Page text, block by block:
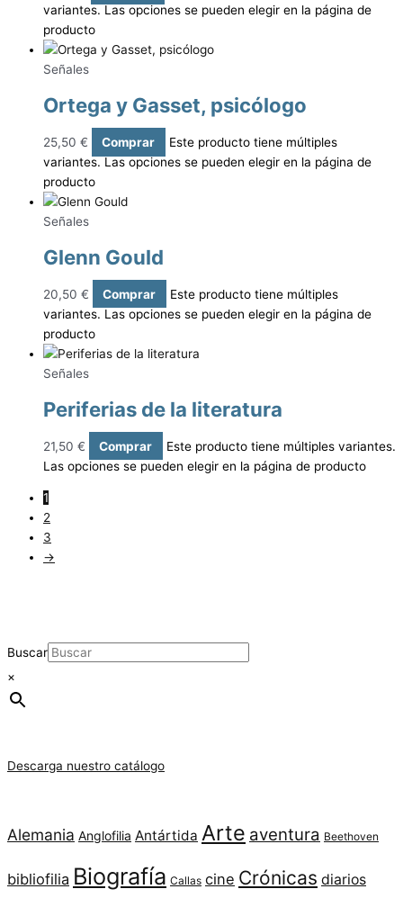
Buscar
×
Descarga nuestro catálogo
Alemania Anglofilia Antártida Arte aventura Beethoven
bibliofilia Biografía Callas cine Crónicas diarios
variantes. Las opciones se pueden elegir en la página de
producto
Señales
Ortega y Gasset, psicólogo
25,50 € Comprar
Este producto tiene múltiples
variantes. Las opciones se pueden elegir en la página de
producto
Señales
Glenn Gould
20,50 € Comprar
Este producto tiene múltiples
variantes. Las opciones se pueden elegir en la página de
producto
Señales
Periferias de la literatura
21,50 € Comprar
Este producto tiene múltiples variantes.
Las opciones se pueden elegir en la página de producto
1
2
3
→